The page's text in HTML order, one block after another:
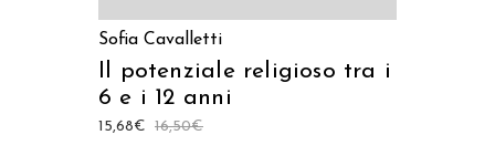
Sofia Cavalletti
Il potenziale religioso tra i
6 e i 12 anni
16,50€
15,68€